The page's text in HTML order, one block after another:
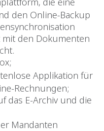
den Online-Backup
den Dokumenten
Applikation für
Rechnungen;
das E-Archiv und die
Mandanten